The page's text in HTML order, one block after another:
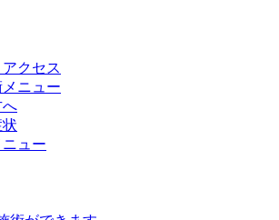
クセス
ニュー
へ
ュー